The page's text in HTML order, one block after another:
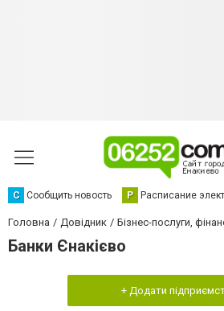
С Сообщить новость Р Расписание
Головна Довідник Бізнес-послуги,
Банки Єнакієво
+ Додати